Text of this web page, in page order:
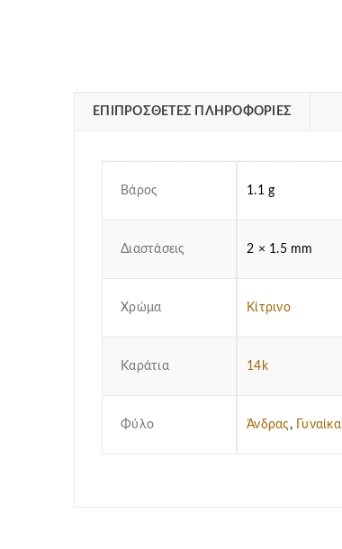
ΕΠΙΠΡΌΣΘΕΤΕΣ ΠΛΗΡΟΦΟΡΊΕΣ
Βάρος 1.1 g
Διαστάσεις 2 × 1.5 mm
Χρώμα Κίτρινο
Καράτια 14k
Φύλο Άνδρας, Γυναίκα